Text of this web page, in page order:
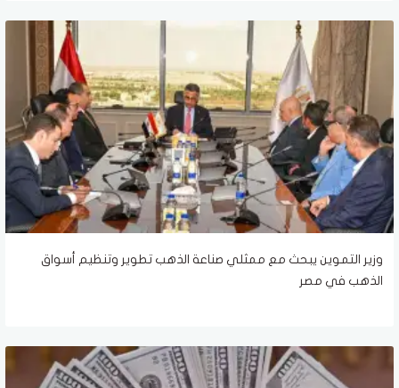
وزير التموين يبحث مع ممثلي صناعة الذهب تطوير وتنظيم أسواق
الذهب في مصر